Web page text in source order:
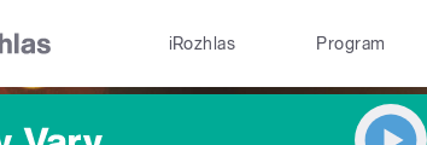
iRozhlas Program